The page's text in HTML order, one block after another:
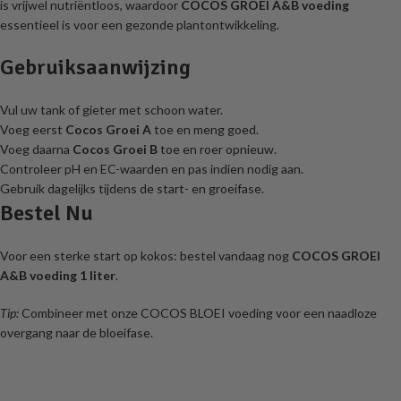
is vrijwel nutriëntloos, waardoor COCOS GROEI A&B voeding
essentieel is voor een gezonde plantontwikkeling.
Gebruiksaanwijzing
Vul uw tank of gieter met schoon water.
Voeg eerst Cocos Groei Atoe en meng goed.
Voeg daarna Cocos Groei Btoe en roer opnieuw.
Controleer pH en EC-waarden en pas indien nodig aan.
Gebruik dagelijks tijdens de start- en groeifase.
Bestel Nu
Voor een sterke start op kokos: bestel vandaag nog COCOS GROEI
A&B voeding 1 liter.
Tip: Combineer met onze COCOS BLOEI voeding voor een naadloze
overgang naar de bloeifase.